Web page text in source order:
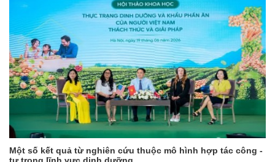
Một số kết quả từ nghiên cứu thuộc mô hình hợp tác công -